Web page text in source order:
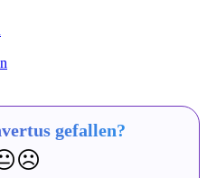
gefallen?
☹️